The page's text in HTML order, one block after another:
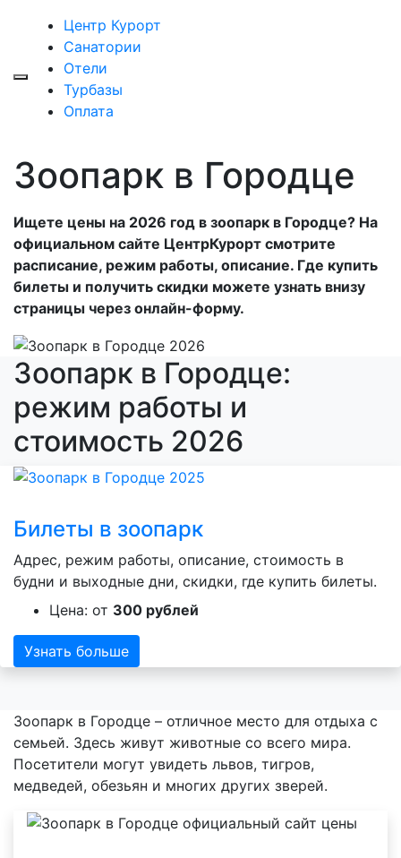
Центр Курорт
Санатории
Отели
Турбазы
Оплата
Зоопарк в Городце
Ищете цены на 2026 год в зоопарк в Городце? На
официальном сайте ЦентрКурорт смотрите
расписание, режим работы, описание. Где купить
билеты и получить скидки можете узнать внизу
страницы через онлайн-форму.
Зоопарк в Городце:
режим работы и
стоимость 2026
Билеты в зоопарк
Адрес, режим работы, описание, стоимость в
будни и выходные дни, скидки, где купить билеты.
Цена: от 300 рублей
Узнать больше
Зоопарк в Городце – отличное место для отдыха с
семьей. Здесь живут животные со всего мира.
Посетители могут увидеть львов, тигров,
медведей, обезьян и многих других зверей.